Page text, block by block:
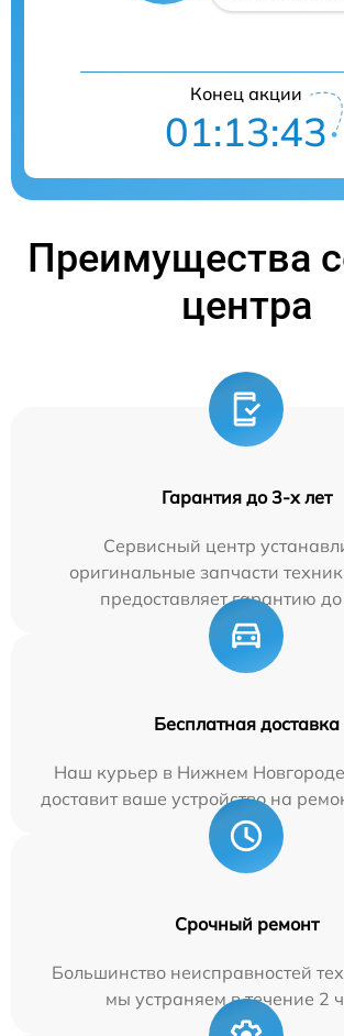
Конец акции
01:13:42
Преимущества
центра
Гарантия до 3-х лет
Сервисный центр
оригинальные запчасти
предоставляет гарантию до
Бесплатная доставка
Наш курьер в Нижнем
доставит ваше устройство на
Срочный ремонт
Большинство неисправностей
мы устраняем в течение 2